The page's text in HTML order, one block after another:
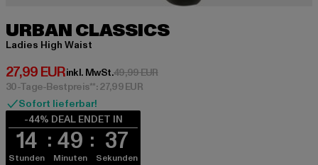
URBAN CLASSICS
Ladies High Waist
27,99 EUR
Derzeitiger Preis: 27,99 EUR
inkl. MwSt.49,99 EURAktionspreis: 49,99 EUR
30-Tage-Bestpreis**: 27,99 EUR
Sofort lieferbar!
-44% DEAL ENDET IN
14
Stunden
49
Minuten
37
Sekunden